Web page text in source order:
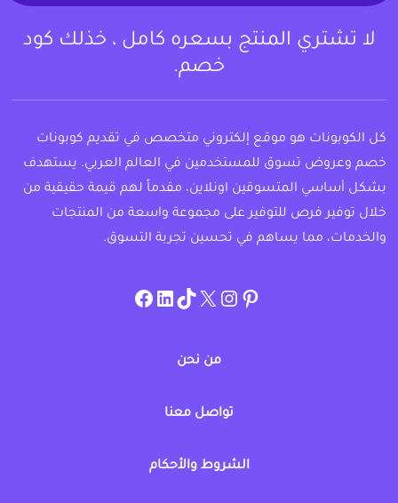
لا تشتري المنتج بسعره كامل ، خذلك كود
خصم.
كل الكوبونات هو موقع إلكتروني متخصص في تقديم كوبونات
خصم وعروض تسوق للمستخدمين في العالم العربي. يستهدف
بشكل أساسي المتسوقين اونلاين، مقدماً لهم قيمة حقيقية من
خلال توفير فرص للتوفير على مجموعة واسعة من المنتجات
والخدمات، مما يساهم في تحسين تجربة التسوق.
pinterest
allcouponat
twitter
TikTok
linkedin
facebook
من نحن
تواصل معنا
الشروط والأحكام